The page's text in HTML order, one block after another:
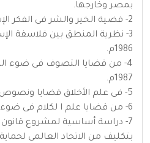
بمصر وخارجها.
2- قضية الخير والشر فى الفكر الإسلامى – ط الحلبى 1977م.
3- نظرية المنطق بين فلاسفة
1986م.
4- من قضايا التصوف فى ضوء
1987م.
5- فى علم الأخلاق قضايا ونصوص – ط التقدم 1977م.
6- من قضايا علم ا لكلام فى ضوء الكتاب والسنة – 1988م.
7- دراسة أساسية لمشروع قانون
بتكليف من الاتحاد العالمى لحماية